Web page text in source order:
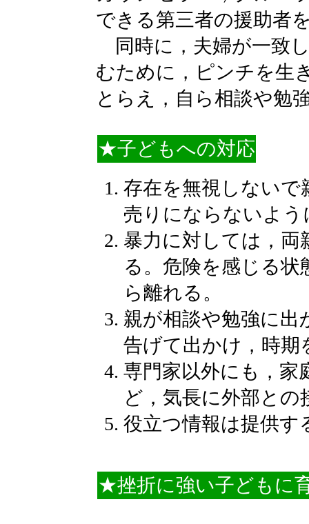
できる第三者の援助者
同時に，夫婦が一致
むために，ピンチを生
とらえ，自ら相談や勉
★子どもへの対応
存在を無視しないで
売りにならないよ
暴力に対しては，
る。危険を感じる
ら離れる。
親が相談や勉強に
告げて出かけ，時
専門家以外にも，家
ど，気長に外部と
役立つ情報は提供す
★挫折に強い子どもに